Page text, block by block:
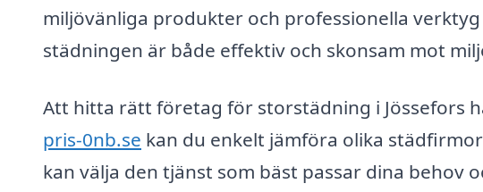
miljövänliga produkter och professionella
städningen är både effektiv och skonsam mot
Att hitta rätt företag för storstädning i Jössefors
pris-0nb.se kan du enkelt jämföra olika
kan välja den tjänst som bäst passar dina behov